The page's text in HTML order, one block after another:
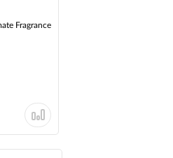
Fragrance